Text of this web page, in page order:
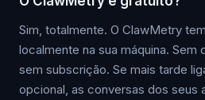
Sim, totalmente. O ClawMetry
localmente na sua máquina. Sem
sem subscrição. Se mais tarde
opcional, as conversas dos seus